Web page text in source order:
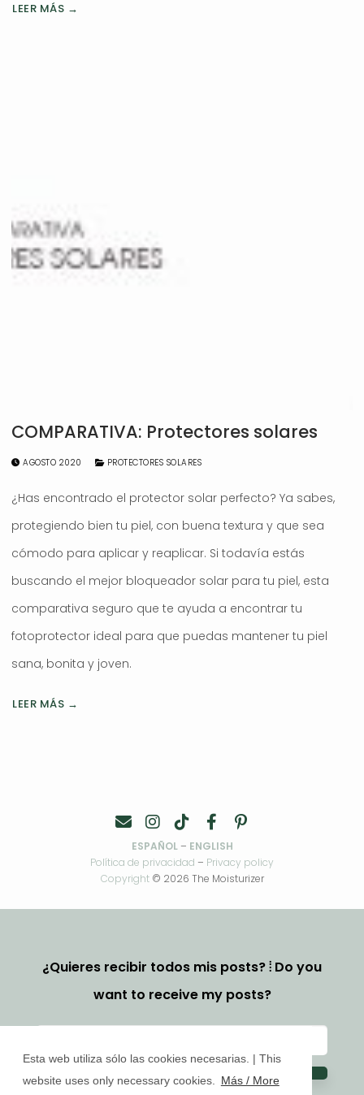
Esta web utiliza sólo las cookies necesarias. | This
website uses only necessary cookies.
Más / More
LEER MÁS →
COMPARATIVA: Protectores solares
AGOSTO 2020 PROTECTORES SOLARES
¿Has encontrado el protector solar perfecto? Ya sabes,
protegiendo bien tu piel, con buena textura y que sea
cómodo para aplicar y reaplicar. Si todavía estás
buscando el mejor bloqueador solar para tu piel, esta
comparativa seguro que te ayuda a encontrar tu
fotoprotector ideal para que puedas mantener tu piel
sana, bonita y joven.
LEER MÁS →
ESPAÑOL– ENGLISH
Política de privacidad – Privacy policy
Copyright© 2026 The Moisturizer
¿Quieres recibir todos mis posts? ⦙ Do you
want to receive my posts?